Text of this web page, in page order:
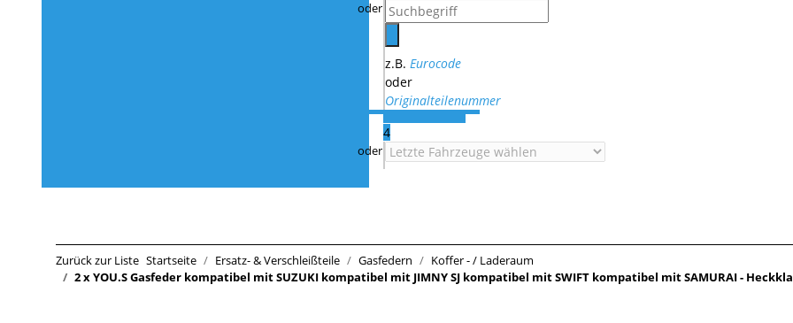
z.B. Eurocode
oder
Originalteilenummer
4
Zurück zur Liste Startseite Ersatz- & Verschleißteile Gasfedern
Koffer - / Laderaum
2 x YOU.S Gasfeder kompatibel mit SUZUKI kompatibel mit JIMNY SJ kompatibel mit SWIFT kompatibel mit SAMURAI -